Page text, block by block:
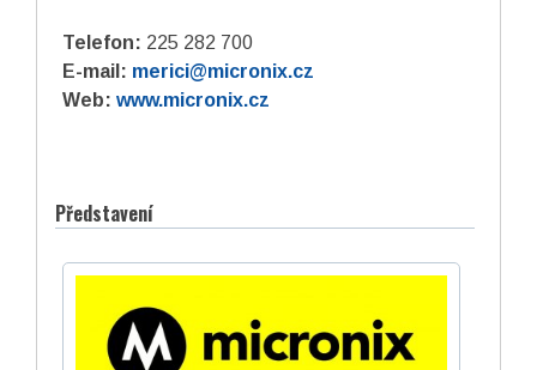
Telefon: 225 282 700
E-mail: merici@micronix.cz
Web: www.micronix.cz
Představení